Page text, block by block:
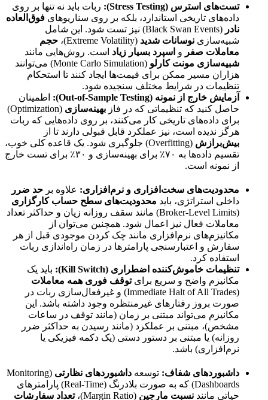
تست‌های استرس (Stress Testing):
ربات باید نه تنها بر روی
داده‌های تاریخی استاندارد، بلکه بر روی سناریوهای فوق‌العاده
نادر
(Black Swan Events) نیز تست شود. این شامل
شبیه‌سازی نوسانات شدید (Extreme Volatility)،
حجم
معاملات صفر و اسپرد بسیار زیاد است. روش‌هایی مانند
شبیه‌سازی مونت کارلو
(Monte Carlo Simulation) می‌توانند
هزاران مسیر ممکن برای قیمت‌ها ایجاد کنند تا استحکام
تنظیمات در شرایط مختلف سنجیده شود.
آزمایش خارج از نمونه (Out-of-Sample Testing):
اطمینان
حاصل کنید که تنظیماتی که در فاز بهینه‌سازی
(Optimization)
برای داده‌های تاریخی کار می‌کنند، بر روی داده‌هایی که ربات
هرگز ندیده است، نیز عملکرد قابل قبولی دارند تا از
بیش‌برازش
(Overfitting) جلوگیری شود. یک قاعده کلی خوب،
تقسیم داده‌ها به ۷۰٪ برای بهینه‌سازی و ۳۰٪ برای تست خارج
از نمونه است.
محدودیت‌های سخت‌افزاری و نرم‌افزاری: علاوه بر حد ضرر
داخلی استراتژی، باید محدودیت‌های سطح حساب کارگزاری
(Broker-Level Limits) مانند سقف روزانه زیان و حداکثر تعداد
معاملات فعال نیز اعمال شود. همچنین می‌توان از
مکانیزم‌های نرم‌افزاری مانند چک کردن موجودی قبل از هر
سفارش و اعتبارسنجی پارامترها در زمان راه‌اندازی ربات
استفاده کرد.
تنظیمات خاموش‌کننده اضطراری (Kill Switch):
باید یک
مکانیزم واضح و سریع برایتوقف فوری همه معاملات
(Immediate Halt of All Trades) و غیرفعال‌سازی ربات در
صورت بروز رفتارهای غیرمنتظره وجود داشته باشد. این
مکانیزم می‌تواند مبتنی بر زمان (مانند توقف در ساعات
مشخص)، مبتنی بر عملکرد (مانند رسیدن به حداکثر ضرر
روزانه) یا مبتنی بر دستور دستی (یک دکمه فیزیکی یا
نرم‌افزاری) باشد.
داشبوردهای شفاف: توسعه داشبوردهای نظارتی (Monitoring
Dashboards) که به صورت بلادرنگ (Real-Time) پارامترهای
حیاتی مانند نسبت مارجین (Margin Ratio)، تعداد سفارشات